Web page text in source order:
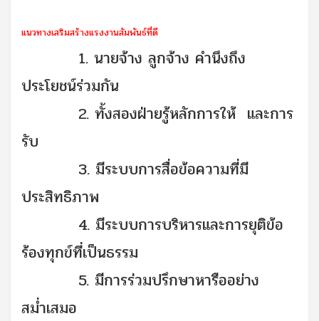
แนวทางเสริมสร้างแรงงานสัมพันธ์ที่ดี
1. นายจ้าง ลูกจ้าง คำนึงถึง
ประโยชน์ร่วมกัน
2. ทั้งสองฝ่ายรู้หลักการให้ และการ
รับ
3. มีระบบการสื่อข้อความที่มี
ประสิทธิภาพ
4. มีระบบการบริหารและการยุติข้อ
ร้องทุกข์ที่เป็นธรรม
5. มีการร่วมปรึกษาหารืออย่าง
สม่ำเสมอ